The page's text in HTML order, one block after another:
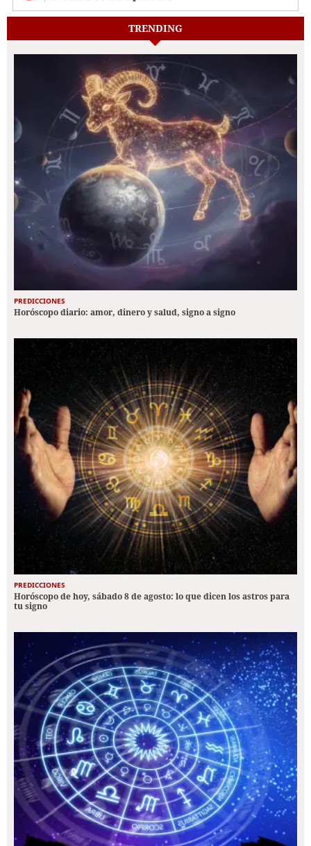
TRENDING
PREDICCIONES
Horóscopo diario: amor, dinero y salud, signo a signo
PREDICCIONES
Horóscopo de hoy, sábado 8 de agosto: lo que dicen los astros para
tu signo